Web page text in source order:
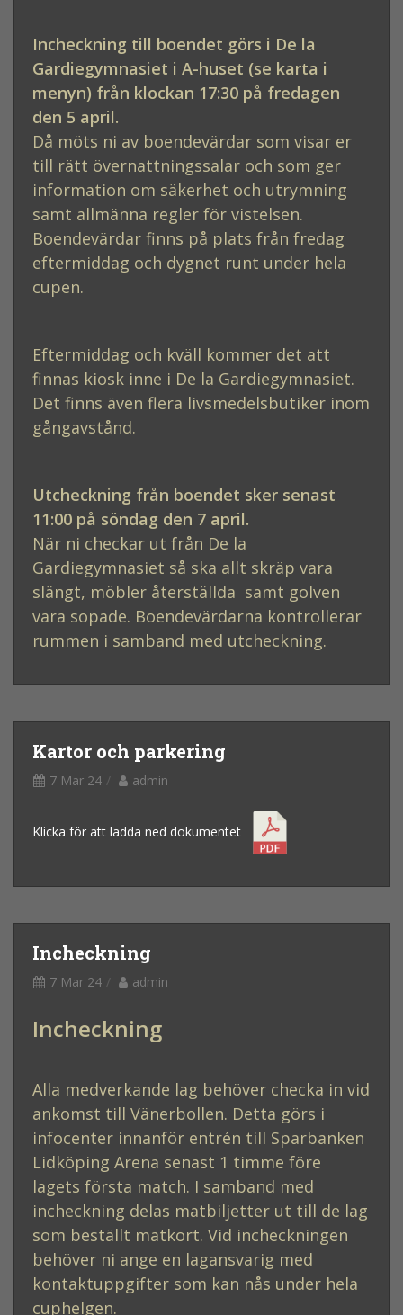
Incheckning till boendet görs i De la
Gardiegymnasiet i A-huset (se karta i
menyn) från klockan 17:30 på fredagen
den 5 april.
Då möts ni av boendevärdar som visar er
till rätt övernattningssalar och som ger
information om säkerhet och utrymning
samt allmänna regler för vistelsen.
Boendevärdar finns på plats från fredag
eftermiddag och dygnet runt under hela
cupen.
Eftermiddag och kväll kommer det att
finnas kiosk inne i De la Gardiegymnasiet.
Det finns även flera livsmedelsbutiker inom
gångavstånd.
Utcheckning från boendet sker senast
11:00 på söndag den 7 april.
När ni checkar ut från De la
Gardiegymnasiet så ska allt skräp vara
slängt, möbler återställda samt golven
vara sopade. Boendevärdarna kontrollerar
rummen i samband med utcheckning.
Kartor och parkering
7 Mar 24 admin
Klicka för att ladda ned dokumentet
Incheckning
7 Mar 24 admin
Incheckning
Alla medverkande lag behöver checka in vid
ankomst till Vänerbollen. Detta görs i
infocenter innanför entrén till Sparbanken
Lidköping Arena senast 1 timme före
lagets första match. I samband med
incheckning delas matbiljetter ut till de lag
som beställt matkort. Vid incheckningen
behöver ni ange en lagansvarig med
kontaktuppgifter som kan nås under hela
cuphelgen.